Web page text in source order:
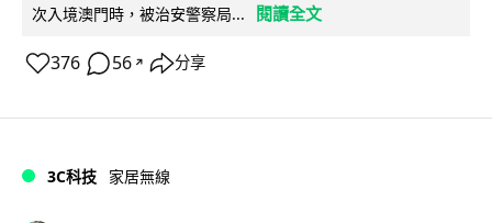
次入境澳門時，被治安警察局...
閱讀全文
376 56 ↗ 分享
3C科技 家居無線